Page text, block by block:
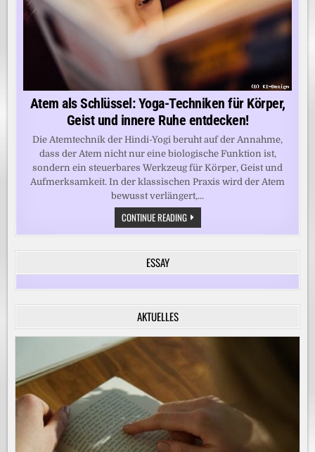
Atem als Schlüssel: Yoga-Techniken für Körper,
Geist und innere Ruhe entdecken!
Die Atemtechnik der Hindi-Yogi beruht auf der Annahme,
dass der Atem nicht nur eine biologische Funktion ist,
sondern ein steuerbares Werkzeug für Körper, Geist und
Aufmerksamkeit. In der klassischen Praxis wird der Atem
bewusst verlängert,...
CONTINUE READINGATEM
ALS
SCHLÜSSEL:
TECHNIKEN
KÖRPER,
UND
RUHE
ESSAY
AKTUELLES